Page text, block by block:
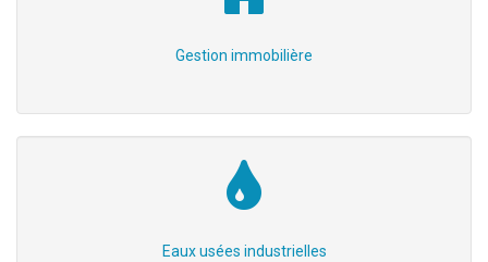
Gestion immobilière
Eaux usées industrielles